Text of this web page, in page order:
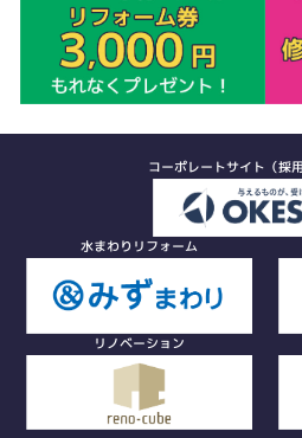
コーポレートサイト（採
水まわりリフォーム
リノベーション